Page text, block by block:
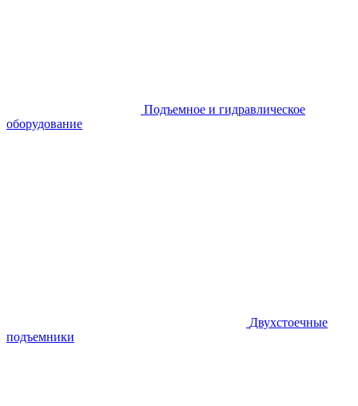
Подъемное и гидравлическое
оборудование
Двухстоечные
подъемники